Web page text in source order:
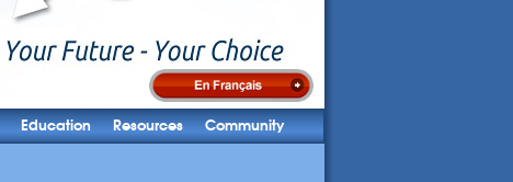
Education Resources Community